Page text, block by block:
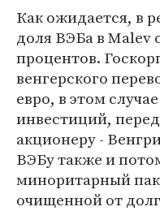
Как ожидается, в
доля ВЭБа в Malev
процентов.
венгерского
евро, в этом
инвестиций,
акционеру -
ВЭБу также и
миноритарный
очищенной от